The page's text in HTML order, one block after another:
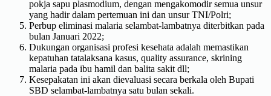
pokja sapu plasmodium, dengan mengakomodir semua unsur
yang hadir dalam pertemuan ini dan unsur TNI/Polri;
Perbup eliminasi malaria selambat-lambatnya diterbitkan pada
bulan Januari 2022;
Dukungan organisasi profesi kesehata adalah memastikan
kepatuhan tatalaksana kasus, quality assurance, skrining
malaria pada ibu hamil dan balita sakit dll;
Kesepakatan ini akan dievaluasi secara berkala oleh Bupati
SBD selambat-lambatnya satu bulan sekali.